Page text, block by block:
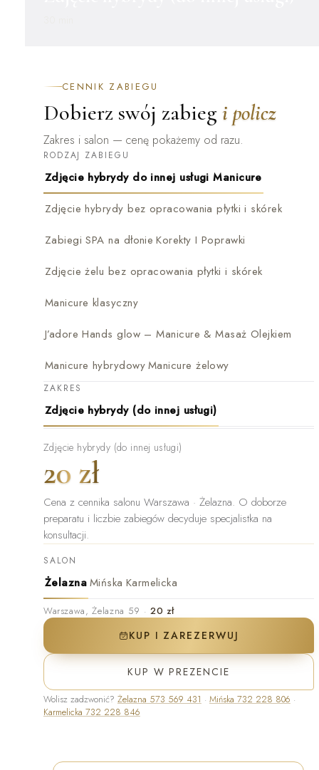
CENNIK ZABIEGU
Dobierz swój zabieg i policz
Zakres i salon — cenę pokażemy od razu.
RODZAJ ZABIEGU
Zdjęcie hybrydy do innej usługi Manicure
Zdjęcie hybrydy bez opracowania płytki i skórek
Zabiegi SPA na dłonie Korekty I Poprawki
Zdjęcie żelu bez opracowania płytki i skórek
Manicure klasyczny
J’adore Hands glow – Manicure & Masaż Olejkiem
Manicure hybrydowyManicure żelowy
ZAKRES
Zdjęcie hybrydy (do innej usługi)
Zdjęcie hybrydy (do innej usługi)
20 zł
Cena z cennika salonu Warszawa · Żelazna. O doborze
preparatu i liczbie zabiegów decyduje specjalistka na
konsultacji.
SALON
ŻelaznaMińska Karmelicka
Warszawa,Żelazna 59 · 20 zł
KUP I ZAREZERWUJ
KUP W PREZENCIE
Wolisz zadzwonić? Żelazna 573 569 431 · Mińska 732 228 806 ·
Karmelicka 732 228 846